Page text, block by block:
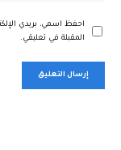
احفظ اسمي، بريدي
المقبلة في تعليقي.